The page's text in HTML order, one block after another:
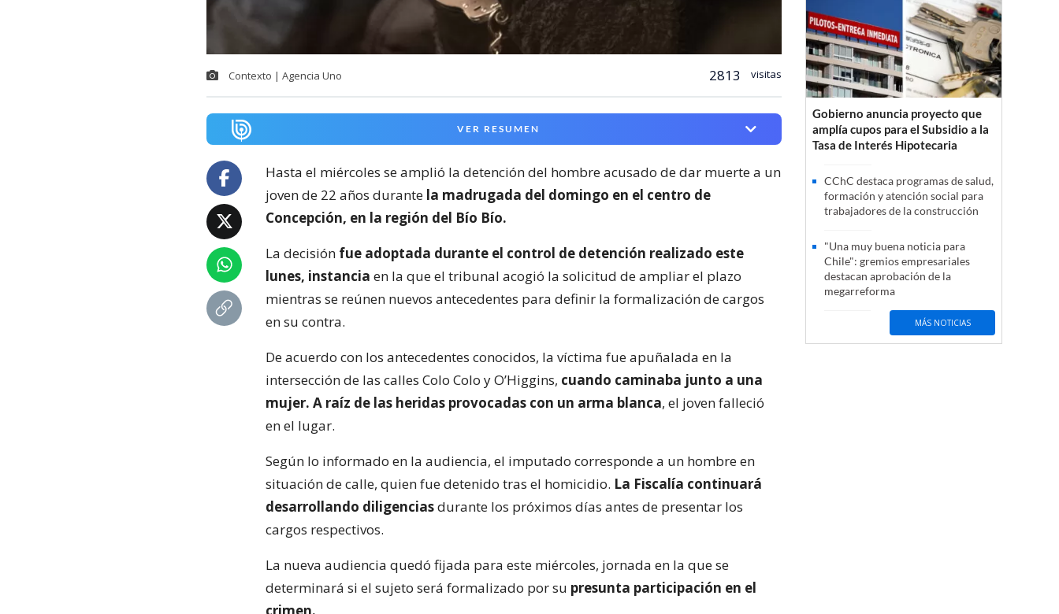
Contexto | Agencia Uno 2813 visitas
VER RESUMEN
Hasta el miércoles se amplió la detención del hombre acusado de dar muerte a un
joven de 22 años durante la madrugada del domingo en el centro de
Concepción, en la región del Bío Bío.
La decisión fue adoptada durante el control de detención realizado este
lunes, instancia en la que el tribunal acogió la solicitud de ampliar el plazo
mientras se reúnen nuevos antecedentes para definir la formalización de cargos
en su contra.
De acuerdo con los antecedentes conocidos, la víctima fue apuñalada en la
intersección de las calles Colo Colo y O’Higgins, cuando caminaba junto a una
mujer. A raíz de las heridas provocadas con un arma blanca, el joven falleció
en el lugar.
Según lo informado en la audiencia, el imputado corresponde a un hombre en
situación de calle, quien fue detenido tras el homicidio. La Fiscalía continuará
desarrollando diligenciasdurante los próximos días antes de presentar los
cargos respectivos.
La nueva audiencia quedó fijada para este miércoles, jornada en la que se
determinará si el sujeto será formalizado por su presunta participación en el
crimen.
Gobierno anuncia proyecto que
amplía cupos para el Subsidio a la
Tasa de Interés Hipotecaria
CChC destaca programas de salud,
formación y atención social para
trabajadores de la construcción
"Una muy buena noticia para
Chile": gremios empresariales
destacan aprobación de la
megarreforma
MÁS NOTICIAS